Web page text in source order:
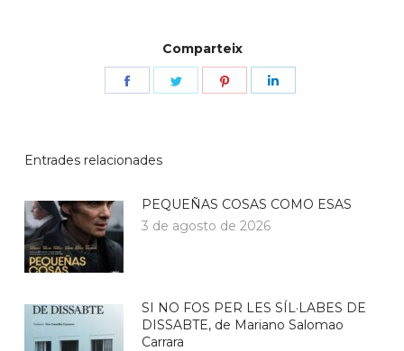
Comparteix
Share
Share
Share
Entrades relacionades
PEQUEÑAS COSAS COMO ESAS
3 de agosto de 2026
SI NO FOS PER LES SÍL·LABES DE
DISSABTE, de Mariano Salomao
Carrara